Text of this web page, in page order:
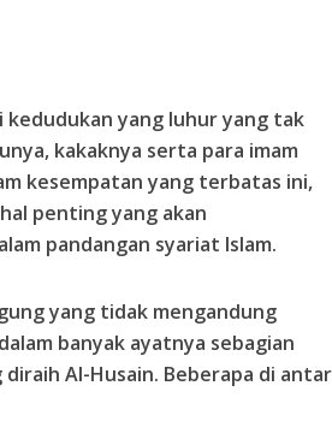
kedudukan yang luhur yang tak
kakaknya serta para imam
kesempatan yang terbatas ini,
penting yang akan
pandangan syariat Islam.
yang tidak mengandung
banyak ayatnya sebagian
Al-Husain. Beberapa di